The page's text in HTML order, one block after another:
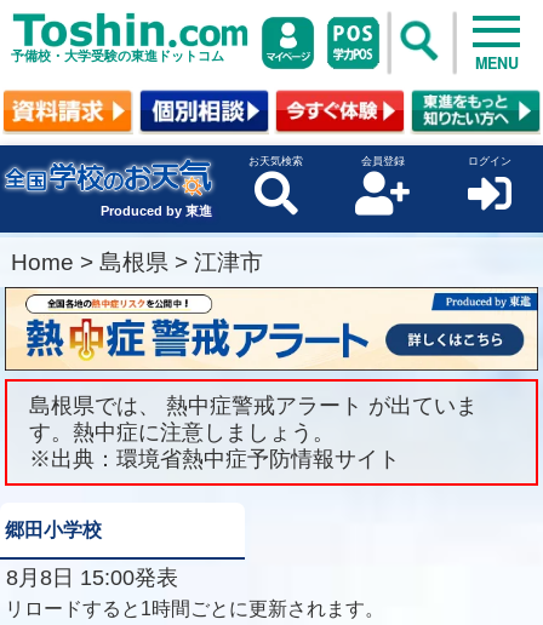
予備校・大学受験の東進ドットコム MENU
Produced by 東進
お天気検索 会員登録 ログイン
Home > 島根県 > 江津市
島根県では、 熱中症警戒アラート が出ていま
す。熱中症に注意しましょう。
※出典：環境省熱中症予防情報サイト
郷田小学校
8月8日 15:00発表
リロードすると1時間ごとに更新されます。